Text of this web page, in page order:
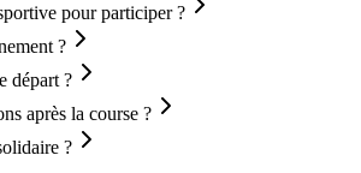
pour participer ?
?
départ ?
après la course ?
?